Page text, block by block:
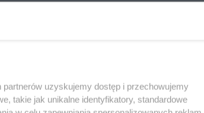
uzyskujemy dostęp i przechowujemy
takie jak unikalne identyfikatory, standardowe